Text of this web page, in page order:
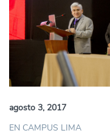
agosto 3, 2017
EN CAMPUS LIMA